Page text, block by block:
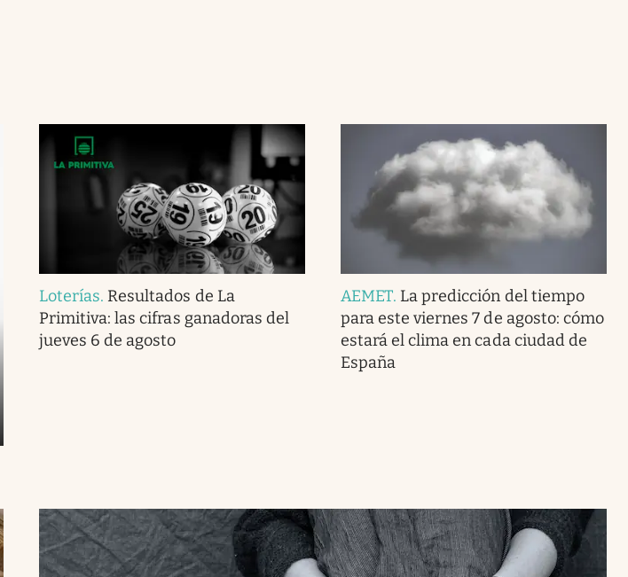
Loterías. Resultados de La
Primitiva: las cifras ganadoras del
jueves 6 de agosto
AEMET. La predicción del tiempo
para este viernes 7 de agosto: cómo
estará el clima en cada ciudad de
España